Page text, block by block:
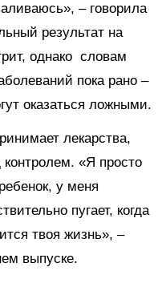
– говорила
результат на
однако словам
пока рано –
оказаться ложными.
лекарства,
«Я просто
у меня
пугает, когда
твоя жизнь», –
выпуске.